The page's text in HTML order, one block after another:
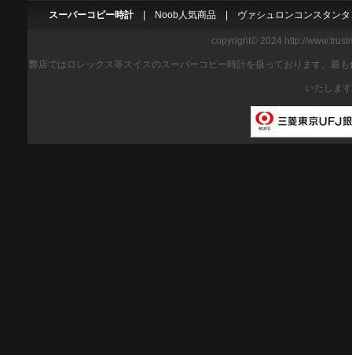
スーパーコピー時計 Noob人気商品 ヴァシュロンコンスタン
copyright© 2024 http://
弊店ではロレックス等スイスのスーパーコピー時計を扱っております。最
いたしま